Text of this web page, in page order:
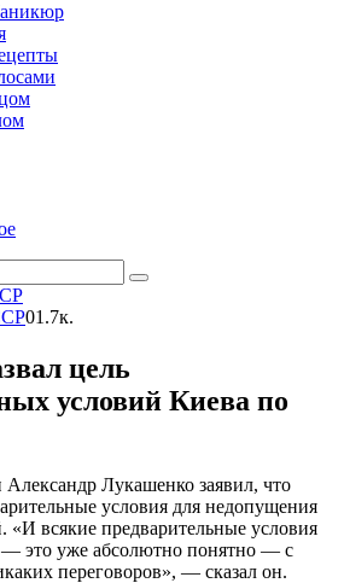
01.7к.
цель
условий Киева по
Александр Лукашенко заявил, что
условия для недопущения
«И всякие предварительные условия
это уже абсолютно понятно — с
переговоров», — сказал он.